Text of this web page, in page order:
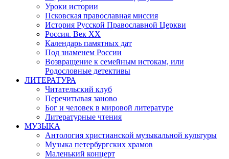
Уроки истории
Псковская православная миссия
История Русской Православной Церкви
Россия. Век ХХ
Календарь памятных дат
Под знаменем России
Возвращение к семейным истокам, или
Родословные детективы
ЛИТЕРАТУРА
Читательский клуб
Перечитывая заново
Бог и человек в мировой литературе
Литературные чтения
МУЗЫКА
Антология христианской музыкальной культуры
Музыка петербургских храмов
Маленький концерт